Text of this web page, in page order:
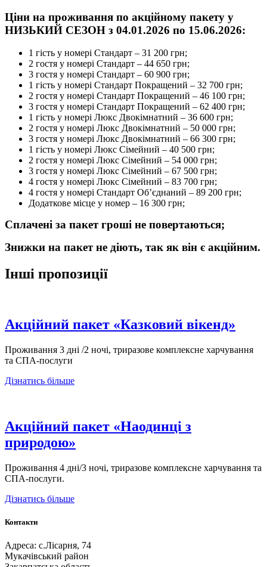
Ціни на проживання по акційному пакету у
НИЗЬКИЙ СЕЗОН з 04.01.2026 по 15.06.2026:
1 гість у номері Стандарт – 31 200 грн;
2 гостя у номері Стандарт – 44 650 грн;
3 гостя у номері Стандарт – 60 900 грн;
1 гість у номері Стандарт Покращений – 32 700 грн;
2 гостя у номері Стандарт Покращений – 46 100 грн;
3 гостя у номері Стандарт Покращений – 62 400 грн;
1 гість у номері Люкс Двокімнатний – 36 600 грн;
2 гостя у номері Люкс Двокімнатний – 50 000 грн;
3 гостя у номері Люкс Двокімнатний – 66 300 грн;
1 гість у номері Люкс Сімейний – 40 500 грн;
2 гостя у номері Люкс Сімейний – 54 000 грн;
3 гостя у номері Люкс Сімейний – 67 500 грн;
4 гостя у номері Люкс Сімейний – 83 700 грн;
4 гостя у номері Стандарт Об’єднаний – 89 200 грн;
Додаткове місце у номер – 16 300 грн;
Сплачені за пакет гроші не повертаються;
Знижки на пакет не діють, так як він є акційним.
Інші пропозиції
Акційний пакет «Казковий вікенд»
Проживання 3 дні /2 ночі, триразове комплексне харчування
та СПА-послуги
Дізнатись більше
Акційний пакет «Наодинці з
природою»
Проживання 4 дні/3 ночі, триразове комплексне харчування та
СПА-послуги.
Дізнатись більше
Контакти
Адреса: с.Лісарня, 74
Мукачівський район